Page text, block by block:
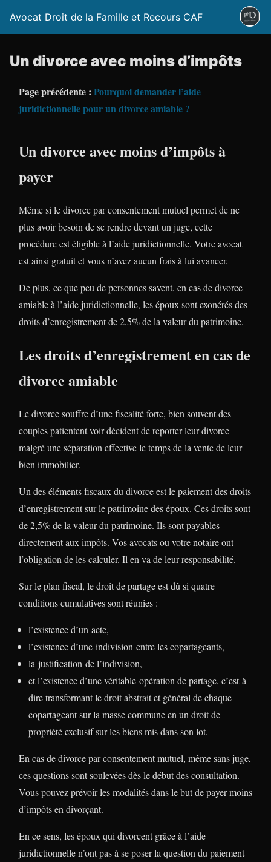
Avocat Droit de la Famille et Recours CAF
Un divorce avec moins d’impôts
Page précédente : Pourquoi demander l’aide
juridictionnelle pour un divorce amiable ?
Un divorce avec moins d’impôts à
payer
Même si le divorce par consentement mutuel permet de ne
plus avoir besoin de se rendre devant un juge, cette
procédure est éligible à l’aide juridictionnelle. Votre avocat
est ainsi gratuit et vous n’avez aucun frais à lui avancer.
De plus, ce que peu de personnes savent, en cas de divorce
amiable à l’aide juridictionnelle, les époux sont exonérés des
droits d’enregistrement de 2,5% de la valeur du patrimoine.
Les droits d’enregistrement en cas de
divorce amiable
Le divorce souffre d’une fiscalité forte, bien souvent des
couples patientent voir décident de reporter leur divorce
malgré une séparation effective le temps de la vente de leur
bien immobilier.
Un des éléments fiscaux du divorce est le paiement des droits
d’enregistrement sur le patrimoine des époux. Ces droits sont
de 2,5% de la valeur du patrimoine. Ils sont payables
directement aux impôts. Vos avocats ou votre notaire ont
l’obligation de les calculer. Il en va de leur responsabilité.
Sur le plan fiscal, le droit de partage est dû si quatre
conditions cumulatives sont réunies :
l’existence d’un acte,
l’existence d’une indivision entre les copartageants,
la justification de l’indivision,
et l’existence d’une véritable opération de partage, c’est-à-
dire transformant le droit abstrait et général de chaque
copartageant sur la masse commune en un droit de
propriété exclusif sur les biens mis dans son lot.
En cas de divorce par consentement mutuel, même sans juge,
ces questions sont soulevées dès le début des consultation.
Vous pouvez prévoir les modalités dans le but de payer moins
d’impôts en divorçant.
En ce sens, les époux qui divorcent grâce à l’aide
juridictionnelle n’ont pas à se poser la question du paiement